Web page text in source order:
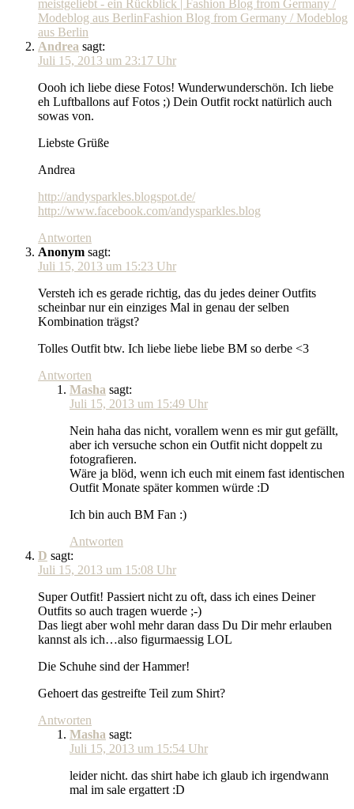
meistgeliebt - ein Rückblick | Fashion Blog from Germany /
Modeblog aus BerlinFashion Blog from Germany / Modeblog
aus Berlin
Andrea sagt:
Juli 15, 2013 um 23:17 Uhr
Oooh ich liebe diese Fotos! Wunderwunderschön. Ich liebe
eh Luftballons auf Fotos ;) Dein Outfit rockt natürlich auch
sowas von.
Liebste Grüße
Andrea
http://andysparkles.blogspot.de/
http://www.facebook.com/andysparkles.blog
Antworten
Anonym sagt:
Juli 15, 2013 um 15:23 Uhr
Versteh ich es gerade richtig, das du jedes deiner Outfits
scheinbar nur ein einziges Mal in genau der selben
Kombination trägst?
Tolles Outfit btw. Ich liebe liebe liebe BM so derbe <3
Antworten
Masha sagt:
Juli 15, 2013 um 15:49 Uhr
Nein haha das nicht, vorallem wenn es mir gut gefällt,
aber ich versuche schon ein Outfit nicht doppelt zu
fotografieren.
Wäre ja blöd, wenn ich euch mit einem fast identischen
Outfit Monate später kommen würde :D
Ich bin auch BM Fan :)
Antworten
D sagt:
Juli 15, 2013 um 15:08 Uhr
Super Outfit! Passiert nicht zu oft, dass ich eines Deiner
Outfits so auch tragen wuerde ;-)
Das liegt aber wohl mehr daran dass Du Dir mehr erlauben
kannst als ich…also figurmaessig LOL
Die Schuhe sind der Hammer!
Gehoert das gestreifte Teil zum Shirt?
Antworten
Masha sagt:
Juli 15, 2013 um 15:54 Uhr
leider nicht. das shirt habe ich glaub ich irgendwann
mal im sale ergattert :D